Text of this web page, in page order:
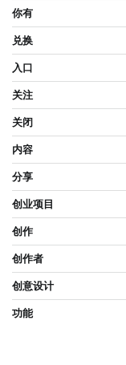
你有
兑换
入口
关注
关闭
内容
分享
创业项目
创作
创作者
创意设计
功能